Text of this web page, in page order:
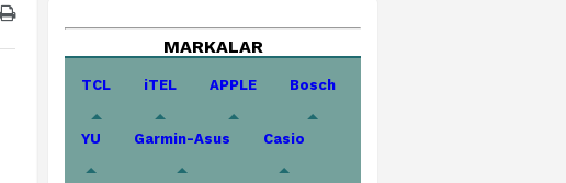
MARKALAR
TCL iTEL APPLE Bosch
YU Garmin-Asus Casio